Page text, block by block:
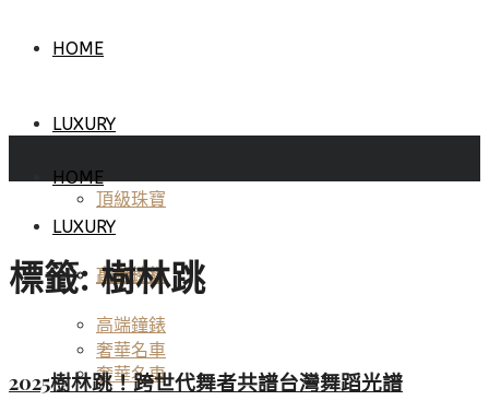
HOME
LUXURY
頂級珠寶
高端鐘錶
奢華名車
HOME
LUXURY
頂級珠寶
高端鐘錶
奢華名車
標籤:樹林跳
2025樹林跳！跨世代舞者共譜台灣舞蹈光譜